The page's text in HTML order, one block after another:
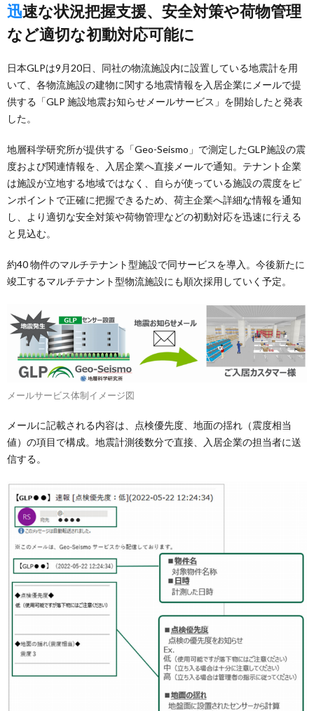
迅速な状況把握支援、安全対策や荷物管理
など適切な初動対応可能に
日本GLPは9月20日、同社の物流施設内に設置している地震計を用
いて、各物流施設の建物に関する地震情報を入居企業にメールで提
供する「GLP 施設地震お知らせメールサービス」を開始したと発表
した。
地層科学研究所が提供する「Geo-Seismo」で測定したGLP施設の震
度および関連情報を、入居企業へ直接メールで通知。テナント企業
は施設が立地する地域ではなく、自らが使っている施設の震度をピ
ンポイントで正確に把握できるため、荷主企業へ詳細な情報を通知
し、より適切な安全対策や荷物管理などの初動対応を迅速に行える
と見込む。
約40 物件のマルチテナント型施設で同サービスを導入。今後新たに
竣工するマルチテナント型物流施設にも順次採用していく予定。
メールサービス体制イメージ図
メールに記載される内容は、点検優先度、地面の揺れ（震度相当
値）の項目で構成。地震計測後数分で直接、入居企業の担当者に送
信する。